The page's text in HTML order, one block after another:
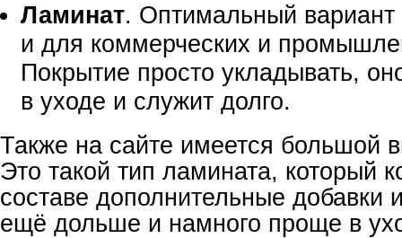
Ламинат. Оптимальный
и для коммерческих и
Покрытие просто укладывать,
в уходе и служит долго.
Также на сайте имеется большой
Это такой тип ламината, который
составе дополнительные добавки
ещё дольше и намного проще в